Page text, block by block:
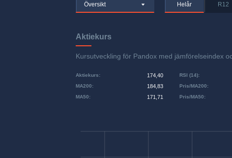
Översikt Helår R12
Aktiekurs
Kursutveckling för Pandox med jämförelseindex
Aktiekurs: 174,40
MA50: 171,71
MA200: 184,83 Pris/MA200:
RSI (14):
Pris/MA50: